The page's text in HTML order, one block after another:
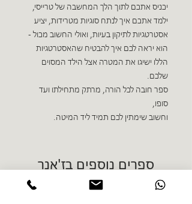
יכניס אתכם לתוך הלך המחשבה של טרייסי,
ילמד אתכם איך לנתח סוגיות מטרידות, יציע
אסטרטגיות לתיקון בעיות, ואולי החשוב מכול -
הוא יראה לכם איך להבטיח שהאסטרטגיות
הללו ישיגו את המטרה אצל הילד המסוים
שלכם.
ספר חובה לכל הורה, מרתק מתחילתו ועד
סופו,
וחשוב שימתין לכם תמיד ליד המיטה.
ספרים נוספים בז'אנר